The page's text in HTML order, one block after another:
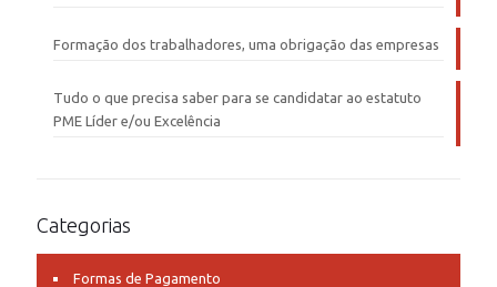
Formação dos trabalhadores, uma obrigação das empresas
Tudo o que precisa saber para se candidatar ao estatuto
PME Líder e/ou Excelência
Categorias
Formas de Pagamento